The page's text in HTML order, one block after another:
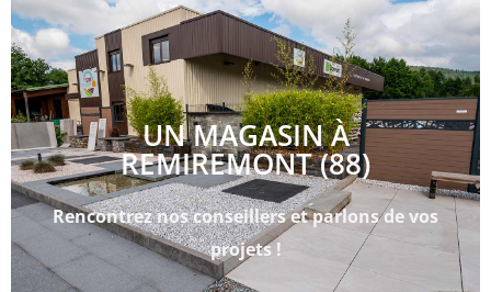
UN MAGASIN À
REMIREMONT (88)
Rencontrez nos conseillers et parlons de vos
projets !